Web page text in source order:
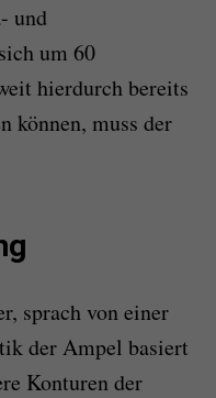
und
um 60
hierdurch bereits
können, muss der
sprach von einer
der Ampel basiert
Konturen der